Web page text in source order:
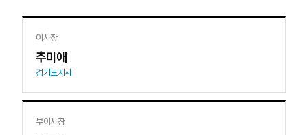
이사장
추미애
경기도지사
부이사장